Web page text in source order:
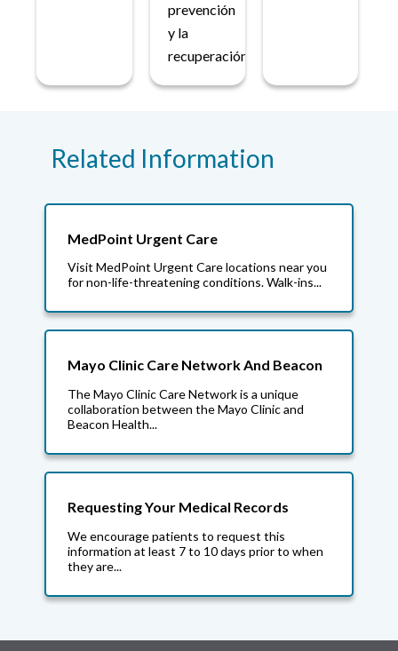
prevención
y la
recuperación.
Related Information
MedPoint Urgent Care
Visit MedPoint Urgent Care locations near you
for non-life-threatening conditions. Walk-ins...
Mayo Clinic Care Network And Beacon
The Mayo Clinic Care Network is a unique
collaboration between the Mayo Clinic and
Beacon Health...
Requesting Your Medical Records
We encourage patients to request this
information at least 7 to 10 days prior to when
they are...